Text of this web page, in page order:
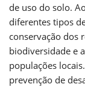
de uso do solo.
diferentes tipos
conservação dos
biodiversidade e
populações
prevenção de